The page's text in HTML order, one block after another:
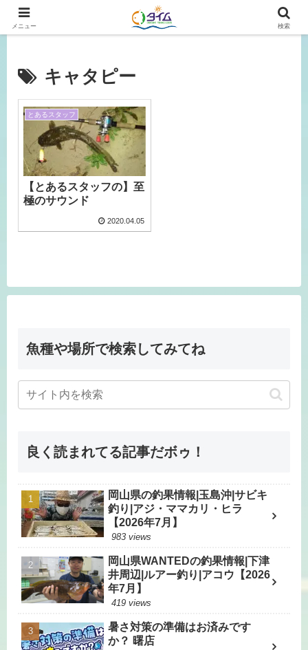
広島、岡山の釣り情報はタイムにおまかせ！
キャタピー
とあるスタッフ
【とあるスタッフの】至
極のサウンド
2020.04.05
魚種や場所で検索してみてね
良く読まれてる記事だボゥ！
岡山県の釣果情報|玉島沖|サビキ
釣り|アジ・ママカリ・ヒラ
【2026年7月】
983 views
岡山県WANTEDの釣果情報|下津
井周辺|ルアー釣り|アコウ【2026
年7月】
419 views
暑さ対策の準備はお済みです
か？ 曙店
メニュー 検索